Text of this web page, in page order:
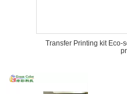
Transfer Printing kit Eco-